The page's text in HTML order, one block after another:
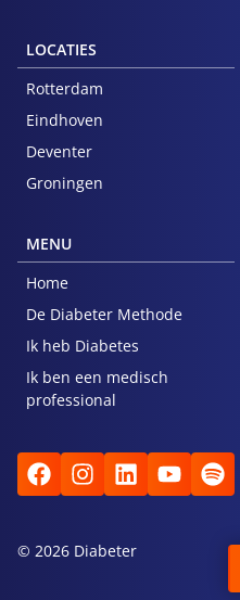
LOCATIES
Rotterdam
Eindhoven
Deventer
Groningen
MENU
Home
De Diabeter Methode
Ik heb Diabetes
Ik ben een medisch
professional
© 2026 Diabeter